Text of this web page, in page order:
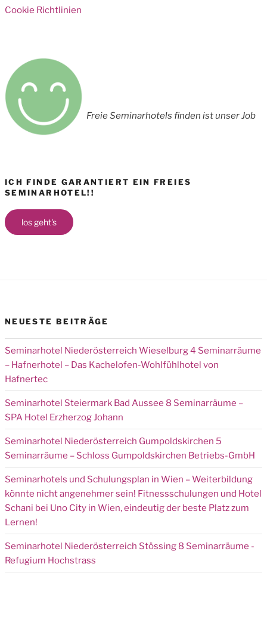
Cookie Richtlinien
Freie Seminarhotels finden ist unser Job
ICH FINDE GARANTIERT EIN FREIES
SEMINARHOTEL!!
los geht's
NEUESTE BEITRÄGE
Seminarhotel Niederösterreich Wieselburg 4 Seminarräume
– Hafnerhotel – Das Kachelofen-Wohlfühlhotel von
Hafnertec
Seminarhotel Steiermark Bad Aussee 8 Seminarräume –
SPA Hotel Erzherzog Johann
Seminarhotel Niederösterreich Gumpoldskirchen 5
Seminarräume – Schloss Gumpoldskirchen Betriebs-GmbH
Seminarhotels und Schulungsplan in Wien – Weiterbildung
könnte nicht angenehmer sein! Fitnessschulungen und Hotel
Schani bei Uno City in Wien, eindeutig der beste Platz zum
Lernen!
Seminarhotel Niederösterreich Stössing 8 Seminarräume -
Refugium Hochstrass